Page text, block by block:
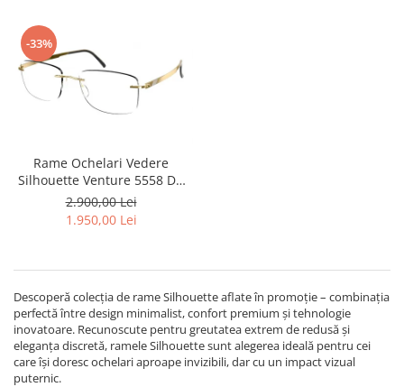
-33%
Rame Ochelari Vedere
Silhouette Venture 5558 DC
7680 Titan placat cu Aur Alb
23k
2.900,00 Lei
1.950,00 Lei
Descoperă colecția de rame Silhouette aflate în promoție – combinația
perfectă între design minimalist, confort premium și tehnologie
inovatoare. Recunoscute pentru greutatea extrem de redusă și
eleganța discretă, ramele Silhouette sunt alegerea ideală pentru cei
care își doresc ochelari aproape invizibili, dar cu un impact vizual
puternic.